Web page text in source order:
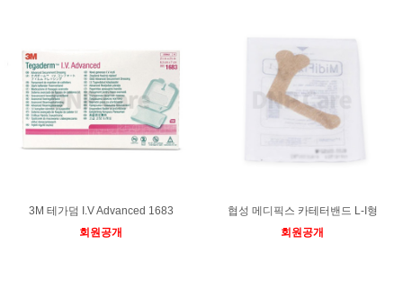
3M 테가덤 I.V Advanced 1683
회원공개
협성 메디픽스 카테터밴드 L-I형
회원공개